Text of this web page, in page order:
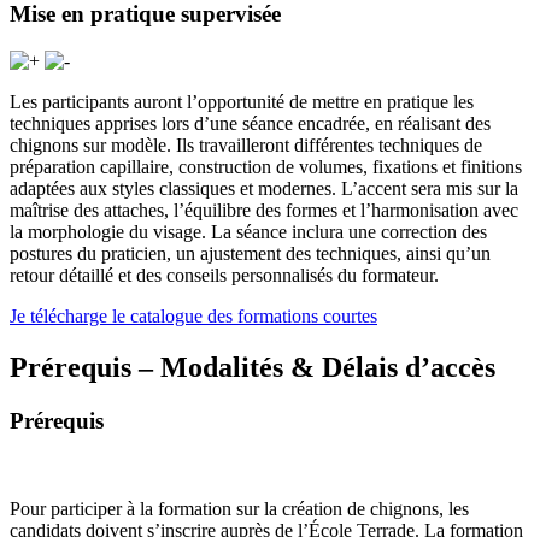
Mise en pratique supervisée
Les participants auront l’opportunité de mettre en pratique les
techniques apprises lors d’une séance encadrée, en réalisant des
chignons sur modèle. Ils travailleront différentes techniques de
préparation capillaire, construction de volumes, fixations et finitions
adaptées aux styles classiques et modernes. L’accent sera mis sur la
maîtrise des attaches, l’équilibre des formes et l’harmonisation avec
la morphologie du visage. La séance inclura une correction des
postures du praticien, un ajustement des techniques, ainsi qu’un
retour détaillé et des conseils personnalisés du formateur.
Je télécharge le catalogue des formations courtes
Prérequis – Modalités & Délais d’accès
Prérequis
Pour participer à la formation sur la création de chignons, les
candidats doivent s’inscrire auprès de l’École Terrade. La formation